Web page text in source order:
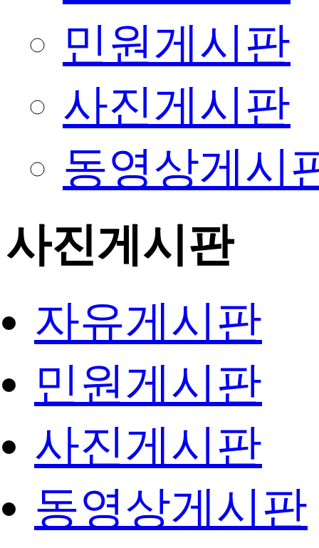
민원게시판
사진게시판
동영상게시
사진게시판
자유게시판
민원게시판
사진게시판
동영상게시판